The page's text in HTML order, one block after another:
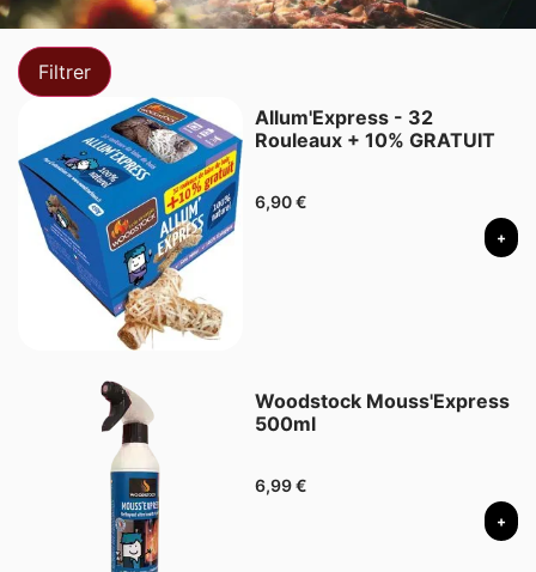
Filtrer
Allum'Express - 32
Rouleaux + 10% GRATUIT
6,90€
+
Woodstock Mouss'Express
500ml
6,99€
+